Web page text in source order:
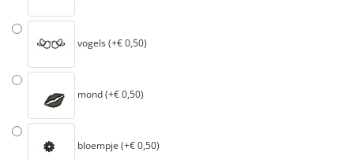
vogels (+€ 0,50)
mond (+€ 0,50)
bloempje (+€ 0,50)